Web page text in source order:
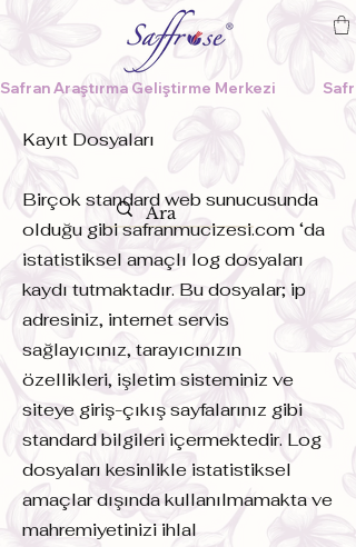
Safran Araştırma Geliştirme Merkezi
Kayıt Dosyaları
Birçok standard web sunucusunda
olduğu gibi safranmucizesi.com ‘da
istatistiksel amaçlı log dosyaları
kaydı tutmaktadır. Bu dosyalar; ip
adresiniz, internet servis
sağlayıcınız, tarayıcınızın
özellikleri, işletim sisteminiz ve
siteye giriş-çıkış sayfalarınız gibi
standard bilgileri içermektedir. Log
dosyaları kesinlikle istatistiksel
amaçlar dışında kullanılmamakta ve
mahremiyetinizi ihlal